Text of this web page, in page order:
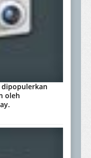
dipopulerkan
oleh